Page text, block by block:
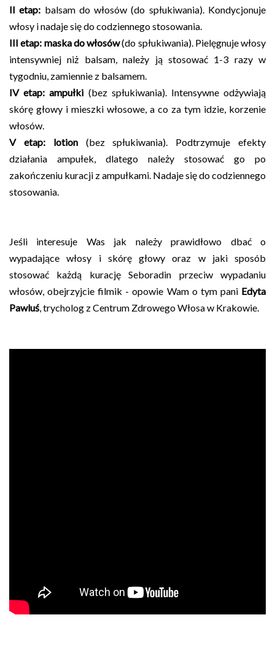
II etap: balsam do włosów (do spłukiwania). Kondycjonuje
włosy i nadaje się do codziennego stosowania.
III etap: maska do włosów(do spłukiwania). Pielęgnuje włosy
intensywniej niż balsam, należy ją stosować 1-3 razy w
tygodniu, zamiennie z balsamem.
IV etap: ampułki (bez spłukiwania). Intensywne odżywiają
skórę głowy i mieszki włosowe, a co za tym idzie, korzenie
włosów.
V etap: lotion (bez spłukiwania). Podtrzymuje efekty
działania ampułek, dlatego należy stosować go po
zakończeniu kuracji z ampułkami. Nadaje się do codziennego
stosowania.
Jeśli interesuje Was jak należy prawidłowo dbać o
wypadające włosy i skórę głowy oraz w jaki sposób
stosować każdą kurację Seboradin przeciw wypadaniu
włosów, obejrzyjcie filmik - opowie Wam o tym paniEdyta
Pawluś, trycholog z Centrum Zdrowego Włosa w Krakowie.